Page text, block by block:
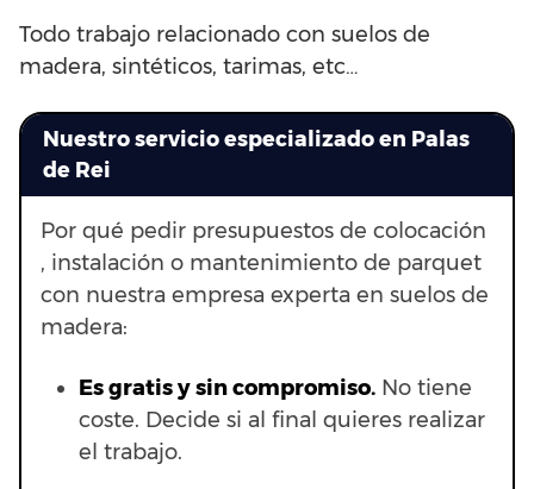
Todo trabajo relacionado con suelos de
madera, sintéticos, tarimas, etc…
Nuestro servicio especializado en Palas
de Rei
Por qué pedir presupuestos de colocación
, instalación o mantenimiento de parquet
con nuestra empresa experta en suelos de
madera:
Es gratis y sin compromiso. No tiene
coste. Decide si al final quieres realizar
el trabajo.